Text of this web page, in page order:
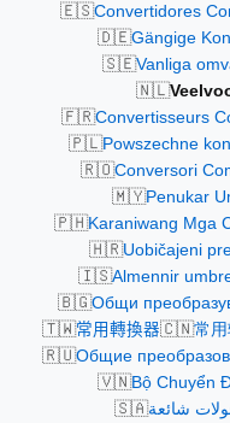
🇪🇸Convertidores
🇩🇪Gängige
🇸🇪Vanliga
🇳🇱
🇫🇷Convertisseurs
🇵🇱Powszechne
🇷🇴Conversori
🇲🇾Penukar
🇵🇭Karaniwang Mga
🇭🇷Uobičajeni
🇮🇸Almennir
🇧🇬Общи
🇹🇼常用轉換器🇨🇳常用
🇷🇺Общие
🇻🇳Bộ Chuyển
🇸🇦شائعة